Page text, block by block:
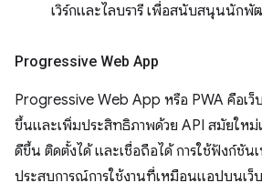
เวิร์กและไลบรารี เพื่อสนับสนุนนักพั
Progressive Web App
Progressive Web App หรือ PWA คือเว็
ขึ้นและเพิ่มประสิทธิภาพด้วย API สมัยใหม่
ดีขึ้น ติดตั้งได้ และเชื่อถือได้ การใช้ฟังก์ชัน
ประสบการณ์การใช้งานที่เหมือนแอปบนเว็บ